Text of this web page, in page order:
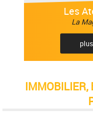
Les
La
IMMOBILIER,